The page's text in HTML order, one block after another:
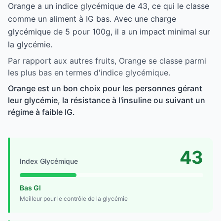
Orange a un indice glycémique de 43, ce qui le classe
comme un aliment à IG bas. Avec une charge
glycémique de 5 pour 100g, il a un impact minimal sur
la glycémie.
Par rapport aux autres fruits, Orange se classe parmi
les plus bas en termes d'indice glycémique.
Orange est un bon choix pour les personnes gérant
leur glycémie, la résistance à l'insuline ou suivant un
régime à faible IG.
Index Glycémique 43
Bas GI
Meilleur pour le contrôle de la glycémie